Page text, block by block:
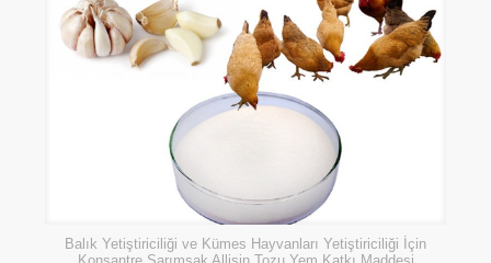
Balık Yetiştiriciliği ve Kümes Hayvanları Yetiştiriciliği İçin